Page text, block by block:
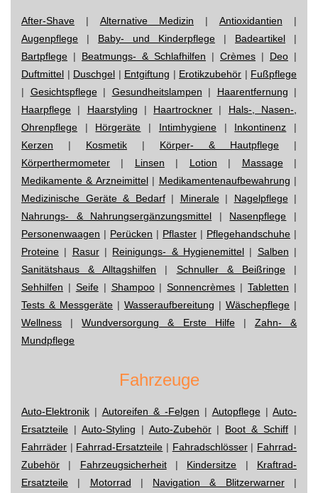
After-Shave | Alternative Medizin | Antioxidantien |
Augenpflege | Baby- und Kinderpflege | Badeartikel |
Bartpflege | Beatmungs- & Schlafhilfen | Crèmes | Deo |
Duftmittel | Duschgel | Entgiftung | Erotikzubehör | Fußpflege
| Gesichtspflege| Gesundheitslampen | Haarentfernung |
Haarpflege | Haarstyling | Haartrockner | Hals-, Nasen-,
Ohrenpflege | Hörgeräte | Intimhygiene| Inkontinenz |
Kerzen | Kosmetik | Körper- & Hautpflege |
Körperthermometer | Linsen | Lotion | Massage|
Medikamente & Arzneimittel| Medikamentenaufbewahrung |
Medizinische Geräte & Bedarf| Minerale| Nagelpflege|
Nahrungs- & Nahrungsergänzungsmittel | Nasenpflege |
Personenwaagen | Perücken | Pflaster | Pflegehandschuhe |
Proteine | Rasur| Reinigungs- & Hygienemittel | Salben |
Sanitätshaus & Alltagshilfen | Schnuller & Beißringe|
Sehhilfen | Seife| Shampoo|Sonnencrèmes |Tabletten |
Tests & Messgeräte | Wasseraufbereitung | Wäschepflege |
Wellness |Wundversorgung & Erste Hilfe| Zahn- &
Mundpflege
Fahrzeuge
Auto-Elektronik | Autoreifen & -Felgen | Autopflege| Auto-
Ersatzteile | Auto-Styling | Auto-Zubehör| Boot & Schiff |
Fahrräder | Fahrrad-Ersatzteile | Fahradschlösser| Fahrrad-
Zubehör | Fahrzeugsicherheit| Kindersitze | Kraftrad-
Ersatzteile | Motorrad | Navigation & Blitzerwarner|